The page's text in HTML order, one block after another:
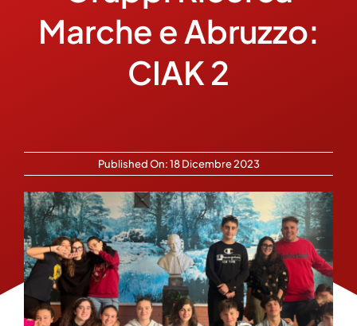
Ambiti
Ambienti educativi e servizi
Contatti
Marche e Abruzzo:
CIAK 2
Published On: 18 Dicembre 2023